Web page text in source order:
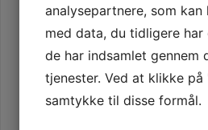
analysepartnere, som kan
med data, du tidligere
de har indsamlet gennem
tjenester. Ved at klikke på
samtykke til disse formål.